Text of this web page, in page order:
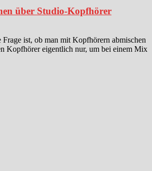
über Studio-Kopfhörer
ist, ob man mit Kopfhörern abmischen
Kopfhörer eigentlich nur, um bei einem Mix